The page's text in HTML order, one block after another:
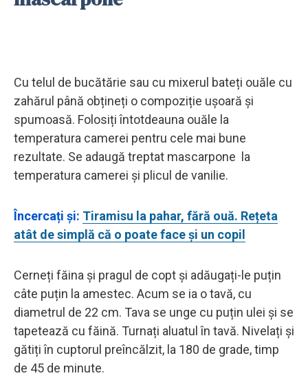
Cu telul de bucătărie sau cu mixerul bateți ouăle cu
zahărul până obțineți o compoziție ușoară și
spumoasă. Folosiți întotdeauna ouăle la
temperatura camerei pentru cele mai bune
rezultate. Se adaugă treptat mascarpone la
temperatura camerei și plicul de vanilie.
Încercați și: Tiramisu la pahar, fără ouă. Rețeta
atât de simplă că o poate face și un copil
Cerneți făina și pragul de copt și adăugați-le puțin
câte puțin la amestec. Acum se ia o tavă, cu
diametrul de 22 cm. Tava se unge cu puțin ulei și se
tapetează cu făină. Turnați aluatul în tavă. Nivelați și
gătiți în cuptorul preîncălzit, la 180 de grade, timp
de 45 de minute.